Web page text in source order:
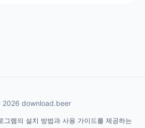
download.beer
그램의 설치 방법과 사용 가이드를 제공하는